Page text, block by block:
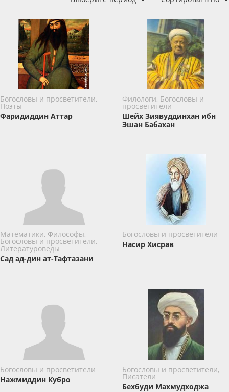
Богословы и просветители,
Поэты
Фаридиддин Аттар
Филологи, Богословы и
просветители
Шейх Зиявуддинхан ибн
Эшан Бабахан
Математики, Философы,
Богословы и просветители,
Литературоведы
Сад ад-дин ат-Тафтазани
Богословы и просветители
Насир Хисрав
Богословы и просветители
Нажмиддин Кубро
Богословы и просветители,
Писатели
Бехбуди Махмудходжа